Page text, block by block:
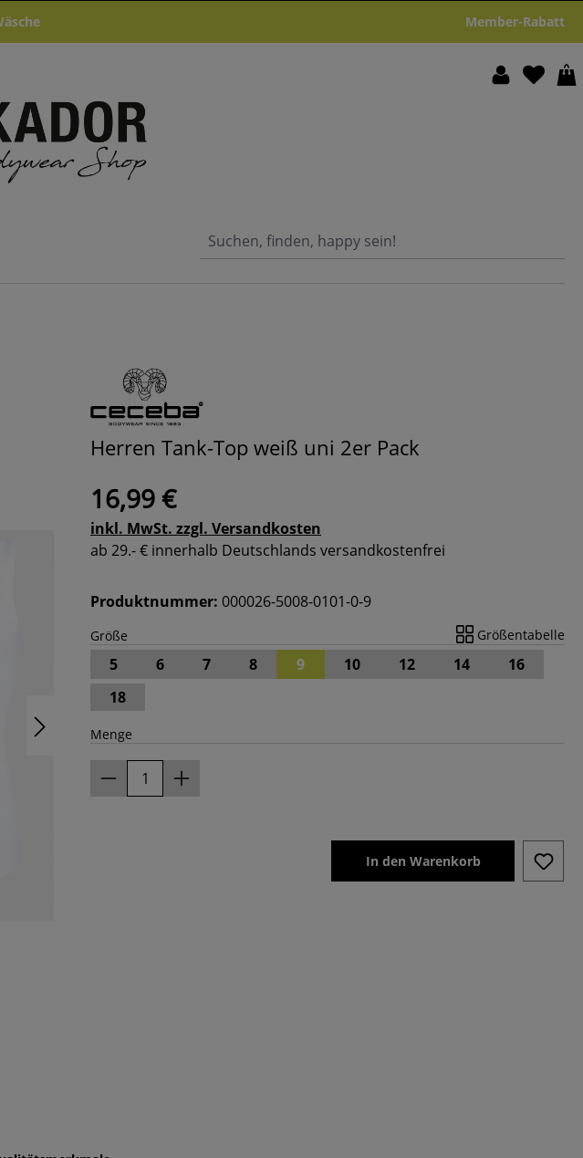
Member-Rabatt
Herren Tank-Top weiß uni 2er Pack
16,99 €
inkl. MwSt. zzgl. Versandkosten
ab 29.- € innerhalb Deutschlands versandkostenfrei
Produktnummer: 000026-5008-0101-0-9
Größe Größentabelle
5 6 7 8 9 10 12 14
16
18
Menge
In den Warenkorb